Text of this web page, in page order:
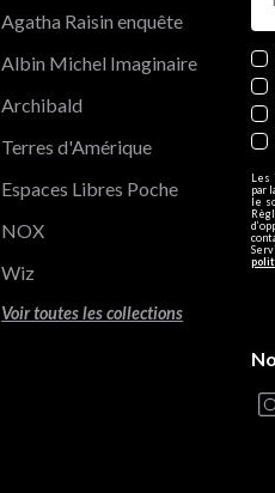
Les
par
le
Agatha Raisin enquête
Albin Michel Imaginaire
Archibald
Terres d'Amérique
Espaces Libres Poche
NOX
Wiz
Voir toutes les collections